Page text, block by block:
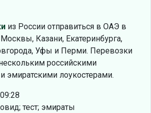
из России отправиться в ОАЭ в
Казани, Екатеринбурга,
Уфы и Перми. Перевозки
российскими
эмиратскими лоукоcтерами.
тест; эмираты